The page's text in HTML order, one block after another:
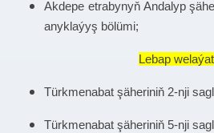
Akdepe etrabynyň Andalyp
anyklaýyş bölümi;
Lebap
Türkmenabat şäheriniň 2-nji
Türkmenabat şäheriniň 5-nji